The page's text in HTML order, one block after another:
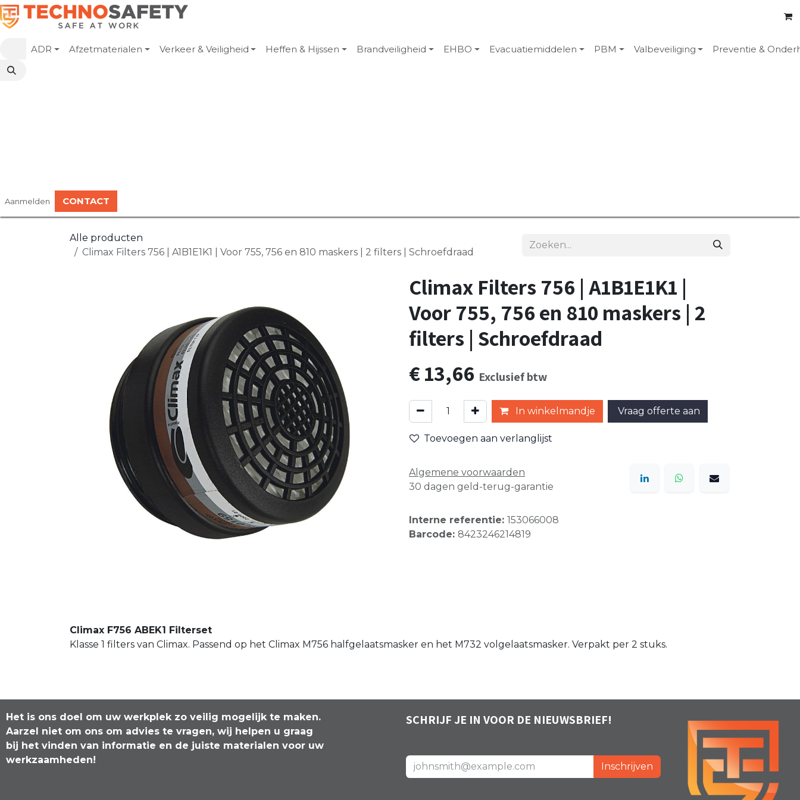
Overslaan naar inhoud
ADR Afzetmaterialen Verkeer & Veiligheid Heffen & Hijssen Brandveiligheid EHBO Evacuatiemiddelen PBM Valbeveiliging Preventie &
Aanmelden CONTACT
Alle producten
Climax Filters 756 | A1B1E1K1 | Voor 755, 756 en 810 maskers | 2 filters | Schroefdraad
Climax Filters 756 | A1B1E1K1 |
Voor 755, 756 en 810 maskers | 2
filters | Schroefdraad
€13,66 Exclusief btw
In winkelmandje Vraag offerte aan
Toevoegen aan verlanglijst
Algemene voorwaarden
30 dagen geld-terug-garantie
Interne referentie: 153066008
Barcode: 8423246214819
Climax F756 ABEK1 Filterset
Klasse 1 filters van Climax. Passend op het Climax M756 halfgelaatsmasker en het M732 volgelaatsmasker. Verpakt per 2 stuks.
Het is ons doel om uw werkplek zo veilig mogelijk te maken.
Aarzel niet om ons om advies te vragen, wij helpen u graag
bij het vinden van informatie en de juiste materialen voor uw
werkzaamheden!
SCHRIJF JE IN VOOR DE NIEUWSBRIEF!
Inschrijven